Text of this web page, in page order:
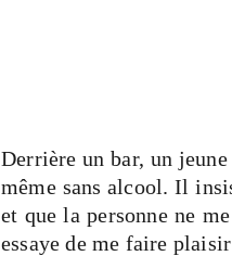
Derrière un bar, un
même sans alcool. Il
et que la personne ne
essaye de me faire